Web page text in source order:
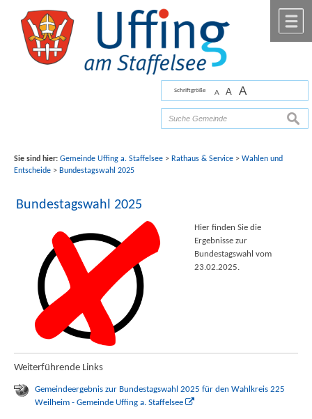
Schriftgröße A A A
Bilder mit freundlicher Unterstützung von FotografFlorian Werner
Sie sind hier: Gemeinde Uffing a. Staffelsee> Rathaus & Service> Wahlen und
Entscheide> Bundestagswahl 2025
Bundestagswahl 2025
Hier finden Sie die
Ergebnisse zur
Bundestagswahl vom
23.02.2025.
Weiterführende Links
Gemeindeergebnis zur Bundestagswahl 2025 für den Wahlkreis 225
Weilheim - Gemeinde Uffing a. Staffelsee